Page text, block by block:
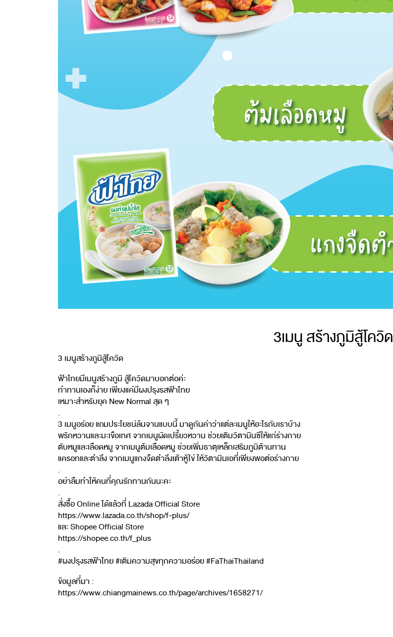
3เมนู สร้างภูมิสู้โควิด
3 เมนูสร้างภูมิสู้โควิด
ฟ้าไทยมีเมนูสร้างภูมิ สู้โควิดมาบอกต่อค่ะ
ทำทานเองก็ง่าย เพียงแค่มีผงปรุงรสฟ้าไทย
เหมาะสำหรับยุค New Normal สุด ๆ
.
3 เมนูอร่อย แถมประโยชน์ล้นจานแบบนี้ มาดูกันค่าว่าแต่ละเมนูให้อะไรกับเราบ้าง
พริกหวานและมะเขือเทศ จากเมนูผัดเปรี้ยวหวาน ช่วยเติมวิตามินซีให้แก่ร่างกาย
ตับหมูและเลือดหมู จากเมนูต้มเลือดหมู ช่วยเพิ่มธาตุเหล็กเสริมภูมิต้านทาน
แครอทและตำลึง จากเมนูแกงจืดตำลึงเต้าหู้ไข่ ให้วิตามินเอที่เพียงพอต่อร่างกาย
.
อย่าลืมทำให้คนที่คุณรักทานกันนะคะ
.
สั่งซื้อ Online ได้แล้วที่ Lazada Official Store
https://www.lazada.co.th/shop/f-plus/
และ Shopee Official Store
https://shopee.co.th/f_plus
.
#ผงปรุงรสฟ้าไทย #เติมความสุขทุกความอร่อย #FaThaiThailand
ข้อมูลที่มา :
https://www.chiangmainews.co.th/page/archives/1658271/